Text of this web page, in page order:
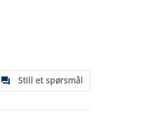
Still et spørsmål